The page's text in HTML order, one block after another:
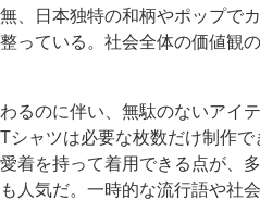
、日本独特の和柄やポップで
っている。社会全体の価値観
るのに伴い、無駄のないアイ
ャツは必要な枚数だけ制作で
着を持って着用できる点が、
人気だ。一時的な流行語や社会